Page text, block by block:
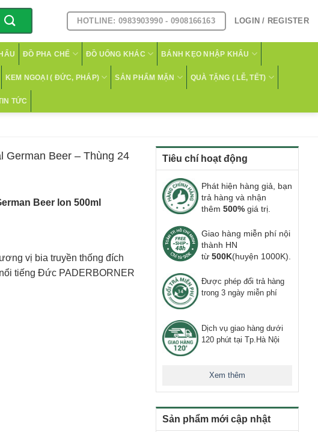
HOTLINE: 0983903990 - 0908166163 LOGIN / REGISTER
ĐỒ PHA CHẾ ĐỒ UỐNG KHÁC BÁNH KẸO NHẬP KHẨU
KEM NGOẠI ( ĐỨC, PHÁP) SẢN PHẨM MẶN QUÀ TẶNG ( LỄ, TẾT)
TỨC
Tiêu chí hoạt động
Phát hiện hàng giả, bạn
trả hàng và nhận
thêm 500% giá trị.
Giao hàng miễn phí nội
thành HN
từ 500K(huyện 1000K).
Được phép đổi trả hàng
trong 3 ngày miễn phí
Dịch vụ giao hàng dưới
120 phút tại Tp.Hà Nội
Xem thêm
Sản phẩm mới cập nhật
German Beer – Thùng 24
Beer lon 500ml
vị bia truyền thống đích
tiếng Đức PADERBORNER